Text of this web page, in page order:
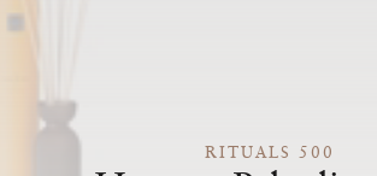
RITUALS 500